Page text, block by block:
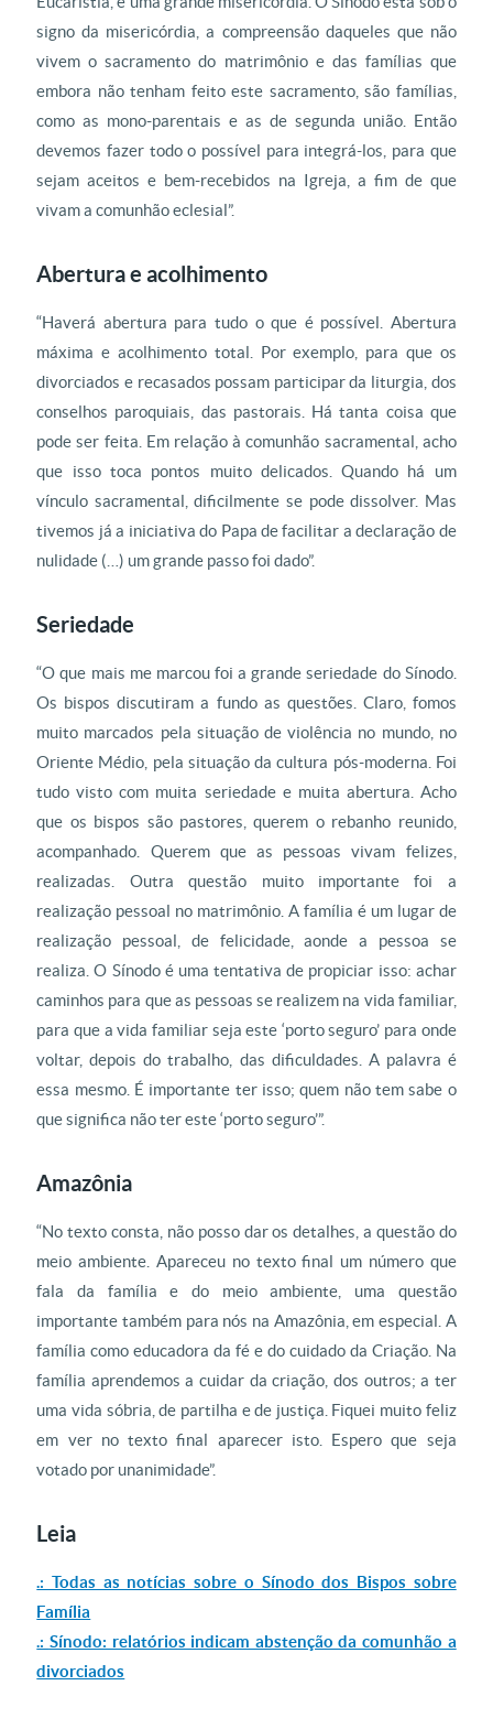
signo da misericórdia, a compreensão daqueles que não
vivem o sacramento do matrimônio e das famílias que
embora não tenham feito este sacramento, são famílias,
como as mono-parentais e as de segunda união. Então
devemos fazer todo o possível para integrá-los, para que
sejam aceitos e bem-recebidos na Igreja, a fim de que
vivam a comunhão eclesial”.
Abertura e acolhimento
“Haverá abertura para tudo o que é possível. Abertura
máxima e acolhimento total. Por exemplo, para que os
divorciados e recasados possam participar da liturgia, dos
conselhos paroquiais, das pastorais. Há tanta coisa que
pode ser feita. Em relação à comunhão sacramental, acho
que isso toca pontos muito delicados. Quando há um
vínculo sacramental, dificilmente se pode dissolver. Mas
tivemos já a iniciativa do Papa de facilitar a declaração de
nulidade (…) um grande passo foi dado”.
Seriedade
“O que mais me marcou foi a grande seriedade do Sínodo.
Os bispos discutiram a fundo as questões. Claro, fomos
muito marcados pela situação de violência no mundo, no
Oriente Médio, pela situação da cultura pós-moderna. Foi
tudo visto com muita seriedade e muita abertura. Acho
que os bispos são pastores, querem o rebanho reunido,
acompanhado. Querem que as pessoas vivam felizes,
realizadas. Outra questão muito importante foi a
realização pessoal no matrimônio. A família é um lugar de
realização pessoal, de felicidade, aonde a pessoa se
realiza. O Sínodo é uma tentativa de propiciar isso: achar
caminhos para que as pessoas se realizem na vida familiar,
para que a vida familiar seja este ‘porto seguro’ para onde
voltar, depois do trabalho, das dificuldades. A palavra é
essa mesmo. É importante ter isso; quem não tem sabe o
que significa não ter este ‘porto seguro’”.
Amazônia
“No texto consta, não posso dar os detalhes, a questão do
meio ambiente. Apareceu no texto final um número que
fala da família e do meio ambiente, uma questão
importante também para nós na Amazônia, em especial. A
família como educadora da fé e do cuidado da Criação. Na
família aprendemos a cuidar da criação, dos outros; a ter
uma vida sóbria, de partilha e de justiça. Fiquei muito feliz
em ver no texto final aparecer isto. Espero que seja
votado por unanimidade”.
Leia
.: Todas as notícias sobre o Sínodo dos Bispos sobre
Família
.: Sínodo: relatórios indicam abstenção da comunhão a
divorciados